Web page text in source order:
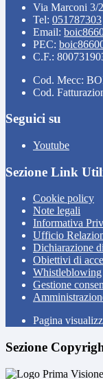
Via Marconi 3/
Tel: 051787303
Email:
PEC:
C.F.:
Cod. Mecc:
Cod.
Seguici su
Youtube
Sezione Link
Cookie policy
Note legali
Informativa
Ufficio
Dichiarazione
Obiettivi di
Whistleblowing
Gestione
Pagina
Sezione